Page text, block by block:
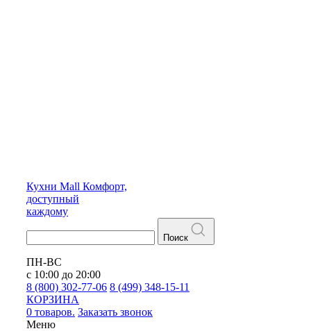
Кухни Mall Комфорт,
доступный
каждому
Поиск
ПН-ВС
с 10:00 до 20:00
8 (800) 302-77-06 8 (499) 348-15-11
КОРЗИНА
0 товаров. Заказать звонок
Меню